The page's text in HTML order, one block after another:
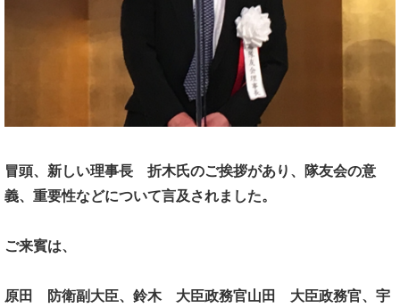
冒頭、新しい理事長 折木氏のご挨拶があり、
隊友会の意
義、重要性などについて言及されました。
ご来賓は、
原田 防衛副大臣、 鈴木 大臣政務官山田 大臣政務官、 宇